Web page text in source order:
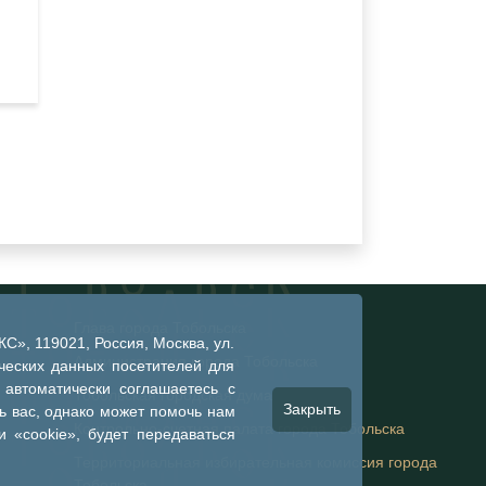
119021, Россия, Москва, ул.
данных посетителей для
соглашаетесь с
вас, однако может помочь нам
будет передаваться
Закрыть
Администрация города Тобольска
Тобольская городская дума
Контрольно-счетная палата города Тобольска
Территориальная избирательная комиссия города